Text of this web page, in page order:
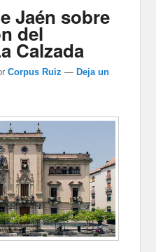
Jaén sobre
del
Calzada
Corpus Ruiz — Deja un